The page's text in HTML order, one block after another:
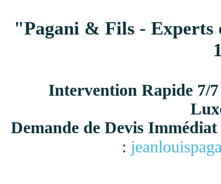
"Pagani & Fils - Experts
Intervention Rapide 7/
Demande de Devis
: